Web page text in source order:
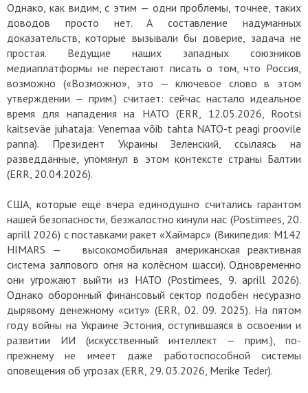
Однако, как видим, с этим — одни проблемы, точнее, таких
доводов просто нет. А составление надуманных
доказательств, которые вызывали бы доверие, задача не
простая. Ведущие наших западных союзников
медиаплатформы не перестают писать о том, что Россия,
возможно («Возможно», это — ключевое слово в этом
утверждении — прим.) считает: сейчас настало идеальное
время для нападения на НАТО (ERR, 12.05.2026, Rootsi
kaitseväe juhataja: Venemaa võib tahta NATO-t peagi proovile
panna). Президент Украины Зеленский, ссылаясь на
разведданные, упомянул в этом контексте страны Балтии
(ERR, 20.04.2026).
США, которые ещё вчера единодушно считались гарантом
нашей безопасности, безжалостно кинули нас (Postimees, 20.
aprill 2026) с поставками ракет «Хаймарс» (Википедия: M142
HIMARS — высокомобильная американская реактивная
система залпового огня на колёсном шасси). Одновременно
они угрожают выйти из НАТО (Postimees, 9. aprill 2026).
Однако оборонный финансовый сектор подобен несуразно
дырявому денежному «ситу» (ERR, 02. 09. 2025). На пятом
году войны на Украине Эстония, оступившаяся в освоении и
развитии ИИ (искусственный интеллект — прим.), по-
прежнему не имеет даже работоспособной системы
оповещения об угрозах (ERR, 29. 03.2026, Merike Teder).